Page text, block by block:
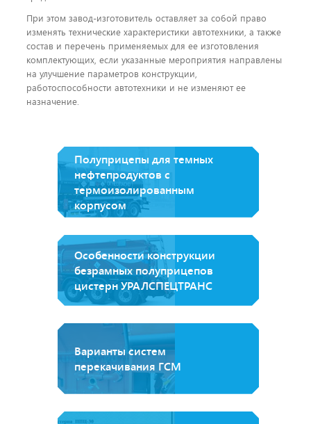
При этом завод-изготовитель оставляет за собой право
изменять технические характеристики автотехники, а также
состав и перечень применяемых для ее изготовления
комплектующих, если указанные мероприятия направлены
на улучшение параметров конструкции,
работоспособности автотехники и не изменяют ее
назначение.
Полуприцепы для темных
нефтепродуктов с
термоизолированным
корпусом
Особенности конструкции
безрамных полуприцепов
цистерн УРАЛСПЕЦТРАНС
Варианты систем
перекачивания ГСМ